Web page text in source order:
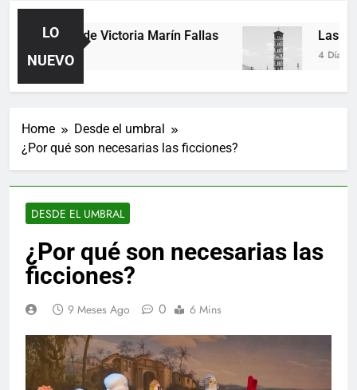
LO
NUEVO
Poemas de Victoria Marín Fallas
2 Días Ago
Las horas
4 Días Ago
Home
Desde el umbral
¿Por qué son necesarias las ficciones?
DESDE EL UMBRAL
¿Por qué son necesarias las
ficciones?
9 Meses Ago 0 6 Mins